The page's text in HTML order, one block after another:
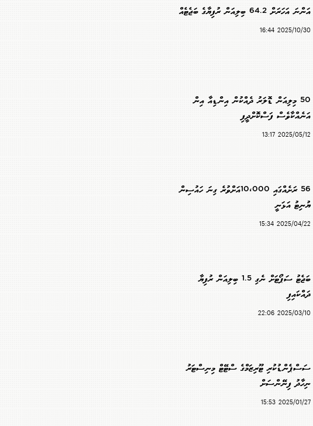
އަންނަ އަހަރަށް 64.2 ބިލިއަން ރުފިޔާގެ ބަޖެޓެއް
2025/10/30 16:44
50 މިލިއަން ޑޮލަރު ދެއްކުން އިންޑިއާ އިން
އަނެއްކާވެސް ފަސްކޮށްދީފި
2025/05/12 13:17
56 ރަށެއްގައި 10،000އަށްވުރެ ގިނަ ހައުސިން
ޔުނިޓު އަޅަނީ
2025/04/22 15:34
ބަޖެޓު ސަޕޯޓަށް ނެގި 1.5 ބިލިއަން ރުފިޔާ
ދައްކައިފި
2025/03/10 22:06
ސަސްޕެންޑުކުރި ޓޫރިޒަމްގެ ސްޓޭޓް މިނިސްޓަރު
ނިހާދު ފިނޭންސަށް
2025/01/27 15:53